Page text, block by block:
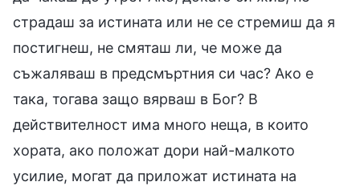
страдаш за истината или не се стремиш да я
постигнеш, не смяташ ли, че може да
съжаляваш в предсмъртния си час? Ако е
така, тогава защо вярваш в Бог? В
действителност има много неща, в които
хората, ако положат дори най-малкото
усилие, могат да приложат истината на